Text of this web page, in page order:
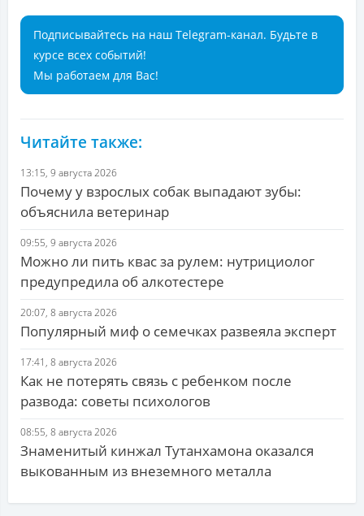
Подписывайтесь на наш Telegram-канал. Будьте в
курсе всех событий!
Мы работаем для Вас!
Читайте также:
13:15, 9 августа 2026
Почему у взрослых собак выпадают зубы:
объяснила ветеринар
09:55, 9 августа 2026
Можно ли пить квас за рулем: нутрициолог
предупредила об алкотестере
20:07, 8 августа 2026
Популярный миф о семечках развеяла эксперт
17:41, 8 августа 2026
Как не потерять связь с ребенком после
развода: советы психологов
08:55, 8 августа 2026
Знаменитый кинжал Тутанхамона оказался
выкованным из внеземного металла